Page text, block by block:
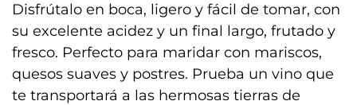
Disfrútalo en boca, ligero y fácil de tomar, con
su excelente acidez y un final largo, frutado y
fresco. Perfecto para maridar con mariscos,
quesos suaves y postres. Prueba un vino que
te transportará a las hermosas tierras de